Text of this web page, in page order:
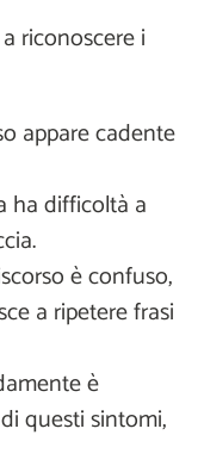
riconoscere i
appare cadente
ha difficoltà a
è confuso,
a ripetere frasi
è
questi sintomi,